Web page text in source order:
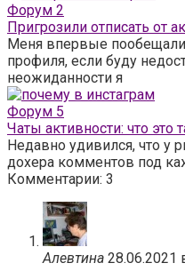
Форум 2
Пригрозили отписать от
Меня впервые пообещали
профиля, если буду
неожиданности я
Форум 5
Чаты активности: что это
Недавно удивился, что у
дохера комментов под
Комментарии: 3
Алевтина 28.06.2021